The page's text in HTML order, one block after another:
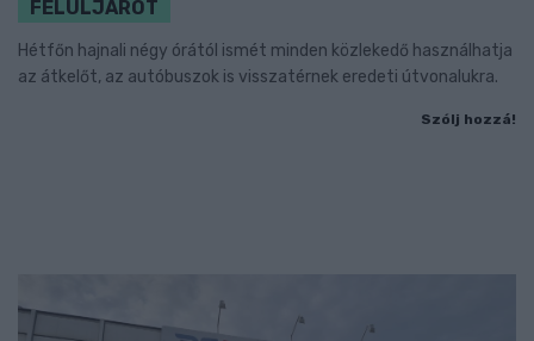
FELÜLJÁRÓT
Hétfőn hajnali négy órától ismét minden közlekedő használhatja
az átkelőt, az autóbuszok is visszatérnek eredeti útvonalukra.
Szólj hozzá!